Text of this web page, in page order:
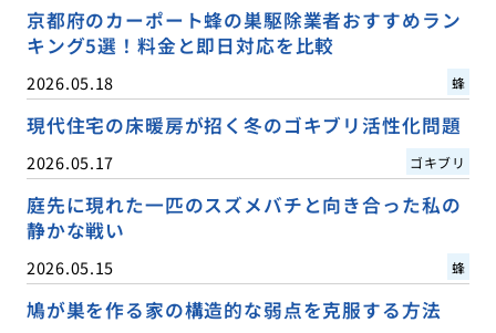
京都府のカーポート蜂の巣駆除業者おすすめラン
キング5選！料金と即日対応を比較
2026.05.18 蜂
現代住宅の床暖房が招く冬のゴキブリ活性化問題
2026.05.17 ゴキブリ
庭先に現れた一匹のスズメバチと向き合った私の
静かな戦い
2026.05.15 蜂
鳩が巣を作る家の構造的な弱点を克服する方法